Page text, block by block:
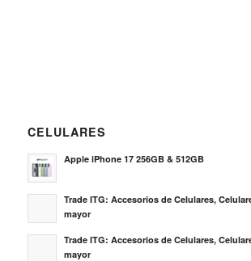
CELULARES
Apple iPhone 17 256GB & 512GB
Trade ITG: Accesorios de Celulares,
mayor
Trade ITG: Accesorios de Celulares,
mayor